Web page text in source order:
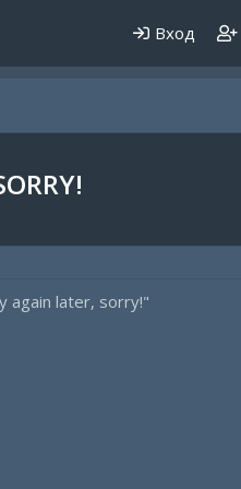
Вход
again later, sorry!"